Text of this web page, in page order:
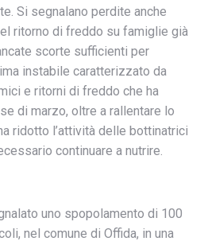
Si segnalano perdite anche
ritorno di freddo su famiglie già
scorte sufficienti per
instabile caratterizzato da
e ritorni di freddo che ha
di marzo, oltre a rallentare lo
ridotto l’attività delle bottinatrici
continuare a nutrire.
uno spopolamento di 100
nel comune di Offida, in una